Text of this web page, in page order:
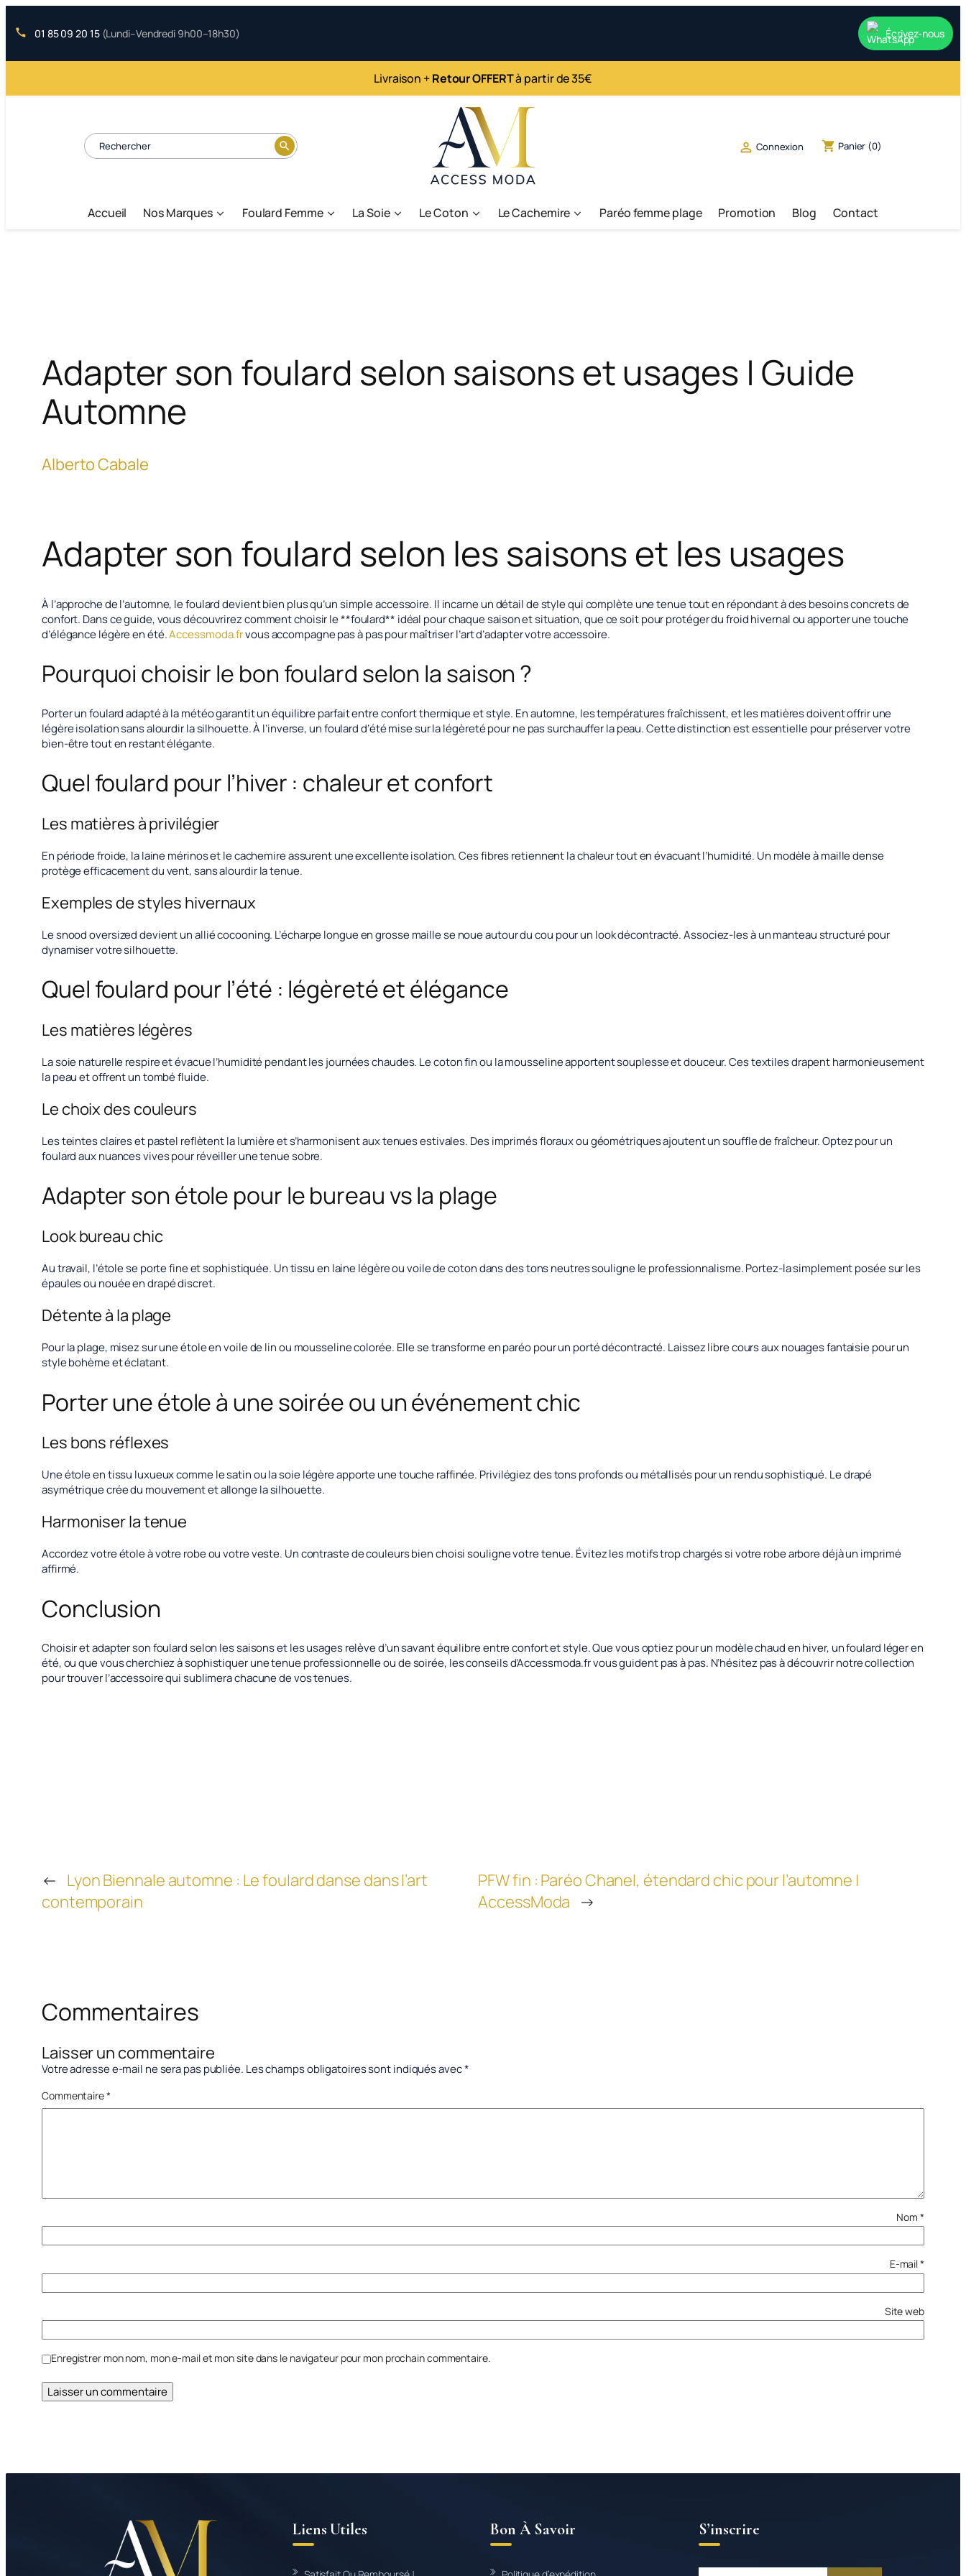
au
contenu
01 85 09 20 15 (Lundi–Vendredi 9h00–18h30) Écrivez-nous
Livraison +Retour OFFERTà partir de 35€
search  Connexion shopping_cart Panier (0)
Accueil Nos Marques Foulard Femme La Soie Le Coton Le Cachemire Paréo femme plage Promotion Blog Contact
Adapter son foulard selon saisons et usages | Guide
Automne
Alberto Cabale
Adapter son foulard selon les saisons et les usages
À l’approche de l’automne, le foulard devient bien plus qu’un simple accessoire. Il incarne un détail de style qui complète une tenue tout en répondant à des besoins concrets de
confort. Dans ce guide, vous découvrirez comment choisir le **foulard** idéal pour chaque saison et situation, que ce soit pour protéger du froid hivernal ou apporter une touche
d’élégance légère en été.Accessmoda.frvous accompagne pas à pas pour maîtriser l’art d’adapter votre accessoire.
Pourquoi choisir le bon foulard selon la saison ?
Porter un foulard adapté à la météo garantit un équilibre parfait entre confort thermique et style. En automne, les températures fraîchissent, et les matières doivent offrir une
légère isolation sans alourdir la silhouette. À l’inverse, un foulard d’été mise sur la légèreté pour ne pas surchauffer la peau. Cette distinction est essentielle pour préserver votre
bien-être tout en restant élégante.
Quel foulard pour l’hiver : chaleur et confort
Les matières à privilégier
En période froide, la laine mérinos et le cachemire assurent une excellente isolation. Ces fibres retiennent la chaleur tout en évacuant l’humidité. Un modèle à maille dense
protège efficacement du vent, sans alourdir la tenue.
Exemples de styles hivernaux
Le snood oversized devient un allié cocooning. L’écharpe longue en grosse maille se noue autour du cou pour un look décontracté. Associez-les à un manteau structuré pour
dynamiser votre silhouette.
Quel foulard pour l’été : légèreté et élégance
Les matières légères
La soie naturelle respire et évacue l’humidité pendant les journées chaudes. Le coton fin ou la mousseline apportent souplesse et douceur. Ces textiles drapent harmonieusement
la peau et offrent un tombé fluide.
Le choix des couleurs
Les teintes claires et pastel reflètent la lumière et s’harmonisent aux tenues estivales. Des imprimés floraux ou géométriques ajoutent un souffle de fraîcheur. Optez pour un
foulard aux nuances vives pour réveiller une tenue sobre.
Adapter son étole pour le bureau vs la plage
Look bureau chic
Au travail, l’étole se porte fine et sophistiquée. Un tissu en laine légère ou voile de coton dans des tons neutres souligne le professionnalisme. Portez-la simplement posée sur les
épaules ou nouée en drapé discret.
Détente à la plage
Pour la plage, misez sur une étole en voile de lin ou mousseline colorée. Elle se transforme en paréo pour un porté décontracté. Laissez libre cours aux nouages fantaisie pour un
style bohème et éclatant.
Porter une étole à une soirée ou un événement chic
Les bons réflexes
Une étole en tissu luxueux comme le satin ou la soie légère apporte une touche raffinée. Privilégiez des tons profonds ou métallisés pour un rendu sophistiqué. Le drapé
asymétrique crée du mouvement et allonge la silhouette.
Harmoniser la tenue
Accordez votre étole à votre robe ou votre veste. Un contraste de couleurs bien choisi souligne votre tenue. Évitez les motifs trop chargés si votre robe arbore déjà un imprimé
affirmé.
Conclusion
Choisir et adapter son foulard selon les saisons et les usages relève d’un savant équilibre entre confort et style. Que vous optiez pour un modèle chaud en hiver, un foulard léger en
été, ou que vous cherchiez à sophistiquer une tenue professionnelle ou de soirée, les conseils d’Accessmoda.fr vous guident pas à pas. N’hésitez pas à découvrir notre collection
pour trouver l’accessoire qui sublimera chacune de vos tenues.
← Lyon Biennale automne : Le foulard danse dans l’art
contemporain
PFW fin : Paréo Chanel, étendard chic pour l’automne |
AccessModa →
Commentaires
Laisser un commentaire
Votre adresse e-mail ne sera pas publiée. Les champs obligatoires sont indiqués avec*
Commentaire*
Nom*
E-mail*
Site web
Enregistrer mon nom, mon e-mail et mon site dans le navigateur pour mon prochain commentaire.
Liens Utiles Bon À Savoir S’inscrire